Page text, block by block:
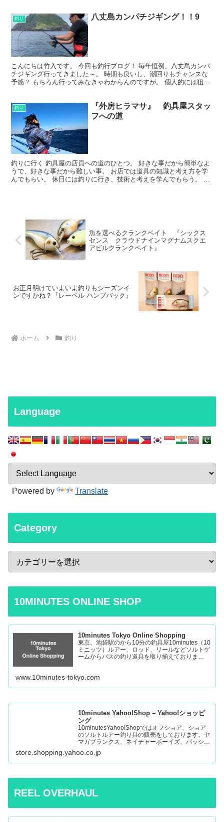
釣り 八丈島カンパチジギング！！9
こんにちは竹入です。 今回も釣行ブログ！ 毎年恒例、八丈島カンパ
チジギング行ってきました～。 時期も良いし、潮回りもチャンスな
予感？ もちろん行ってみなきゃわからんのですが。 個人的には狙い
釣り
『外房ヒラマサ』 釣具屋スタッ
フへの道
釣りに行く 釣具屋の店員への道のひとつ。 好きな事だから簡単なよ
うで、好きな事だから難しい事。 お店では道具の知識と考え方を学
んでもらい。 休日には釣りに行き、技術と考えを学んでもらう。 こ
魚を選べるクランクベイト 『シックス
センス クラウドナインマグナムスクエ
アビルクランクベイト』
お正月明けていよいよ釣りもシーズンイ
ンですかね？『レーベル ハンプバック』
ホーム 釣り
Language
Powered by Translate
Category
10MINUTES ONLINE SHOP
10minutes Tokyo Online Shopping
東京、池袋駅のから10分の釣具屋10minutes（10
ミニッツ）ルアー、ロッド、リールなどソルトゲ
ームからバスの釣り道具を取り揃えておりま
www.10minutes-tokyo.com
10minutes Yahoo!Shop – Yahoo!ショッピ
ング
10minutesYahoo!Shopではオフショア、ショア
のソルトルアー釣り具の販売をしております。ヤ
マガブランクス、ネイチャーボーイズ、パッショ
ンズ、マシオなど:10minutes Yahoo!Shop – 通販
– LINEアカウント…
store.shopping.yahoo.co.jp
REEL OVERHAUL